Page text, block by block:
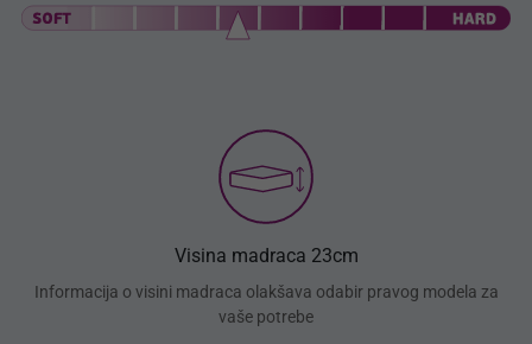
Visina madraca 23cm
Informacija o visini madraca olakšava odabir pravog modela za
vaše potrebe